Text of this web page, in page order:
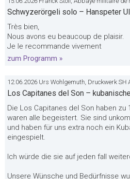
Schwyzerörgeli solo – Hanspeter
Très bien,
Nous avons eu beaucoup de plaisir.
Je le recommande vivement
zum Programm »
12.06.2026 Urs Wohlgemuth, Druckwerk SH
Los Capitanes del Son –
Die Los Capitanes del Son haben zu
waren alle begeistert. Sie sind
und haben für uns extra noch ein
eingespielt.
Ich würde die sie auf jeden fall
Unsere Wünsche und Bedürfnisse